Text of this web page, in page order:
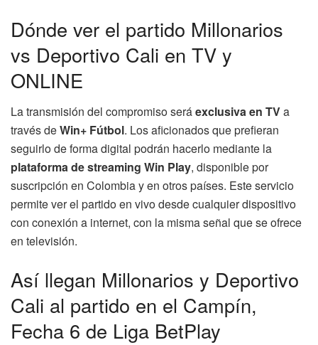
Dónde ver el partido Millonarios
vs Deportivo Cali en TV y
ONLINE
La transmisión del compromiso seráexclusiva en TVa
través deWin+ Fútbol. Los aficionados que prefieran
seguirlo de forma digital podrán hacerlo mediante la
plataforma de streaming Win Play, disponible por
suscripción en Colombia y en otros países. Este servicio
permite ver el partido en vivo desde cualquier dispositivo
con conexión a internet, con la misma señal que se ofrece
en televisión.
Así llegan Millonarios y Deportivo
Cali al partido en el Campín,
Fecha 6 de Liga BetPlay